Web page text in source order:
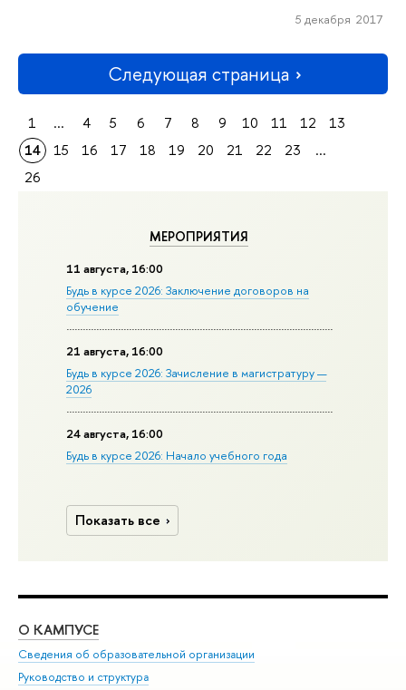
МЕРОПРИЯТИЯ
11 августа, 16:00
Будь в курсе 2026: Заключение договоров на
обучение
21 августа, 16:00
Будь в курсе 2026: Зачисление в магистратуру —
2026
24 августа, 16:00
Будь в курсе 2026: Начало учебного года
Показать все
5 декабря 2017
Следующая страница
1 ... 4 5 6 7 8 9 10 11 12
13
14
15 16 17 18 19 20 21 22 23
...
26
О КАМПУСЕ
Сведения об образовательной организации
Руководство и структура